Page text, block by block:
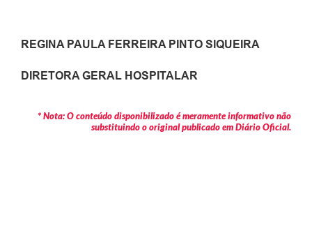
REGINA PAULA FERREIRA PINTO SIQUEIRA
DIRETORA GERAL HOSPITALAR
* Nota: O conteúdo disponibilizado é meramente informativo não
substituindo o original publicado em Diário Oficial.